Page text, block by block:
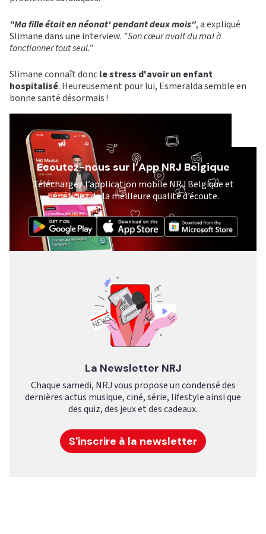
"Ma fille était en néonat' pendant deux mois", a expliqué
Slimane dans une interview. "Son cœur avait du mal à
fonctionner tout seul."
Slimane connaît doncle stress d'avoir un enfant
hospitalisé. Heureusement pour lui, Esmeralda semble en
bonne santé désormais !
Ecoutez-nous sur l’App NRJ Belgique
Téléchargez l’application mobile NRJ Belgique et
bénéficiez de la meilleure qualité d’écoute.
La Newsletter NRJ
Chaque samedi, NRJ vous propose un condensé des
dernières actus musique, ciné, série, lifestyle ainsi que
des quiz, des jeux et des cadeaux.
S'inscrire à la newsletter